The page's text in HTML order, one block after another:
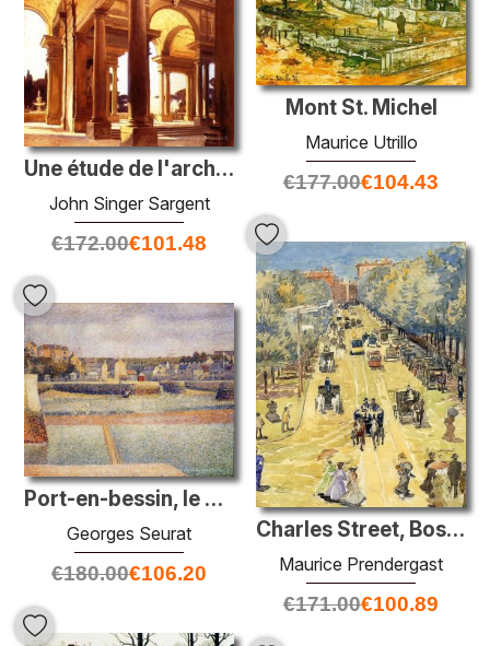
Mont St. Michel
Maurice Utrillo
€177.00€104.43
Une étude de l'architecture, Florence
John Singer Sargent
€172.00€101.48
Charles Street, Boston
Maurice Prendergast
€171.00€100.89
Port-en-bessin, le port extérieur, marée basse
Georges Seurat
€180.00€106.20